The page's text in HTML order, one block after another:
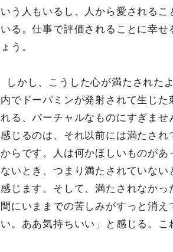
いう人もいるし、人から愛されるこ
いる。仕事で評価されることに幸せ
ょう。
しかし、こうした心が満たされた
内でドーパミンが発射されて生じた
れる、バーチャルなものにすぎませ
感じるのは、それ以前には満たされ
からです。人は何かほしいものがあ
ないとき、つまり満たされていない
感じます。そして、満たされなかっ
間にいままでの苦しみがすっと消え
い。ああ気持ちいい」と感じる。こ